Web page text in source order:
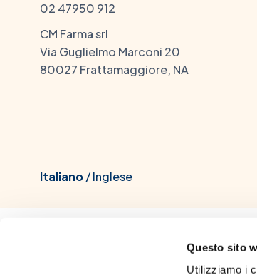
Questo sito
Utilizziamo i
02 47950 912
CM Farma srl
Via Guglielmo Marconi 20
80027 Frattamaggiore, NA
Italiano/Inglese
Dott.